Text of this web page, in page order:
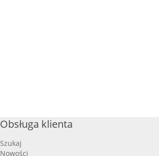
Obsługa klienta
Szukaj
Nowości